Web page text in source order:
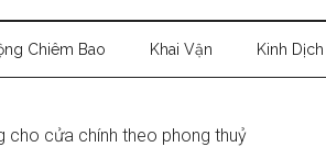
Chiêm Bao Khai Vận Kinh Dịch
cho cửa chính theo phong thuỷ